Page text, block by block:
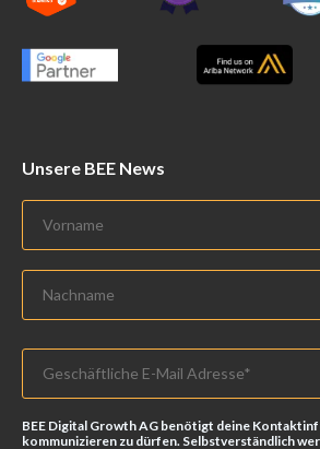
Unsere BEE News
BEE Digital Growth AG benötigt deine
kommunizieren zu dürfen. Selbstverständlich